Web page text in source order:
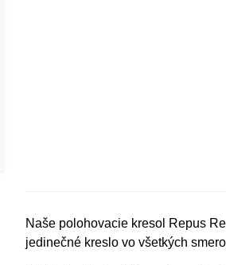
Naše polohovacie kresol Repus
jedinečné kreslo vo všetkých